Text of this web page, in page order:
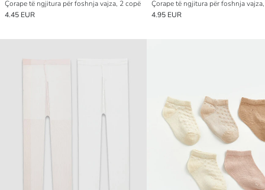
Çorape të ngjitura për foshnja vajza, 2 copë
4.45 EUR
Çorape të ngjitura për foshnja
4.95 EUR